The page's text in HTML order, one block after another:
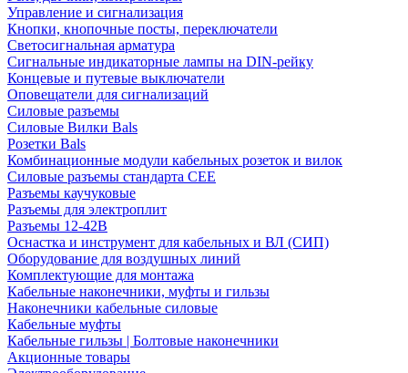
Управление и сигнализация
Кнопки, кнопочные посты, переключатели
Светосигнальная арматура
Сигнальные индикаторные лампы на DIN-рейку
Концевые и путевые выключатели
Оповещатели для сигнализаций
Силовые разъемы
Силовые Вилки Bals
Розетки Bals
Комбинационные модули кабельных розеток и вилок
Силовые разъемы стандарта CEE
Разъемы каучуковые
Разъемы для электроплит
Разъемы 12-42В
Оснастка и инструмент для кабельных и ВЛ (СИП)
Оборудование для воздушных линий
Комплектующие для монтажа
Кабельные наконечники, муфты и гильзы
Наконечники кабельные силовые
Кабельные муфты
Кабельные гильзы | Болтовые наконечники
Акционные товары